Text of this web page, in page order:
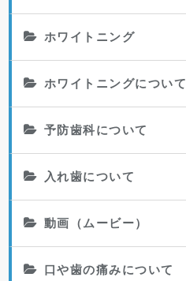
ホワイトニング
ホワイトニングについて
予防歯科について
入れ歯について
動画（ムービー）
口や歯の痛みについて